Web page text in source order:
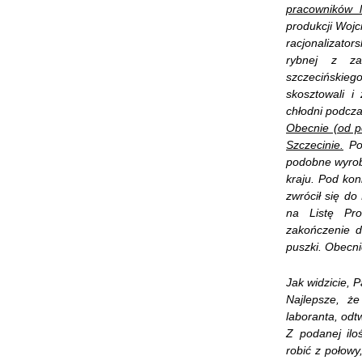
pracowników
produkcji
rybnej z
skosztowali i
chłodni
Obecnie (od
Szczecinie.
podobne
kraju. Pod
zwrócił się
na Listę
zakończenie
puszki.
Jak widzicie,
Najlepsze,
laboranta,
Z podanej
robić z